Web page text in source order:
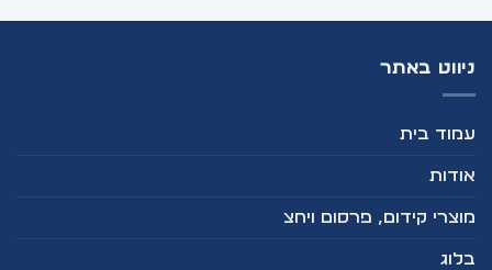
ניווט באתר
עמוד בית
אודות
מוצרי קידום, פרסום ויחצ
בלוג